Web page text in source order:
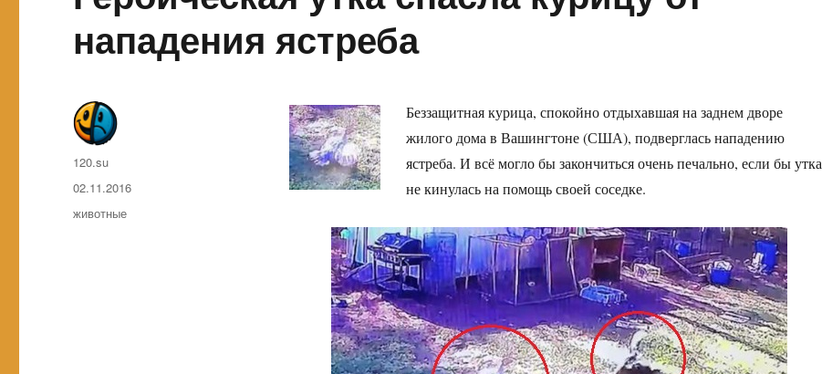
нападения ястреба
Беззащитная курица, спокойно отдыхавшая на заднем дворе
жилого дома в Вашингтоне (США), подверглась нападению
ястреба. И всё могло бы закончиться очень печально, если бы утка
не кинулась на помощь своей соседке.
Автор
120.su
Опубликовано
02.11.2016
Метки
животные